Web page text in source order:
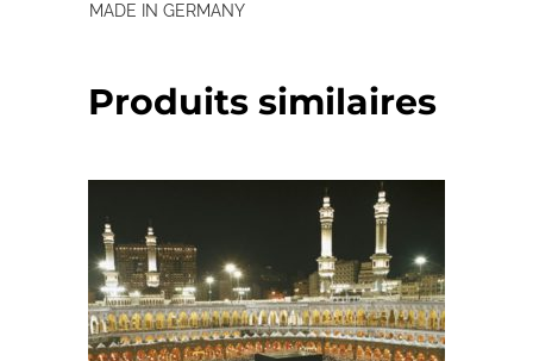
MADE IN GERMANY
Produits similaires